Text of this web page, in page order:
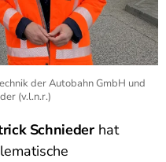
der Autobahn GmbH und
(v.l.n.r.)
Schniederhat